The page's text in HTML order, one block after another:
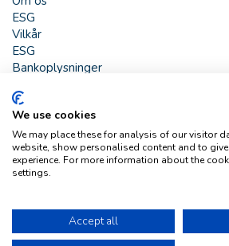
ESG
Vilkår
ESG
Bankoplysninger
HJÆLP
Buch & Holm A/S - Marielundvej 39
Tlf. +45 44 54 00 00 - e-mail:b-
DK-19993345
We use cookies
We may place these for analysis of our visitor
website, show personalised content and to
experience. For more information about the
settings.
Accept all